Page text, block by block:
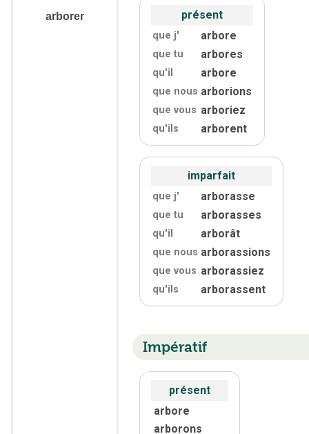
arborer présent
que j' arbore
que tu arbores
qu'il arbore
que nous arborions
que vous arboriez
qu'ils arborent
imparfait
que j' arborasse
que tu arborasses
qu'il arborât
que nous arborassions
que vous arborassiez
qu'ils arborassent
Impératif
présent
arbore
arborons